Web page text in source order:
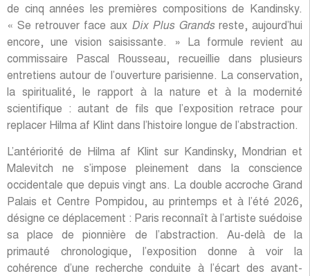
de cinq années les premières compositions de Kandinsky.
« Se retrouver face aux Dix Plus Grandsreste, aujourd’hui
encore, une vision saisissante. » La formule revient au
commissaire Pascal Rousseau, recueillie dans plusieurs
entretiens autour de l’ouverture parisienne. La conservation,
la spiritualité, le rapport à la nature et à la modernité
scientifique : autant de fils que l’exposition retrace pour
replacer Hilma af Klint dans l’histoire longue de l’abstraction.
L’antériorité de Hilma af Klint sur Kandinsky, Mondrian et
Malevitch ne s’impose pleinement dans la conscience
occidentale que depuis vingt ans. La double accroche Grand
Palais et Centre Pompidou, au printemps et à l’été 2026,
désigne ce déplacement : Paris reconnaît à l’artiste suédoise
sa place de pionnière de l’abstraction. Au-delà de la
primauté chronologique, l’exposition donne à voir la
cohérence d’une recherche conduite à l’écart des avant-